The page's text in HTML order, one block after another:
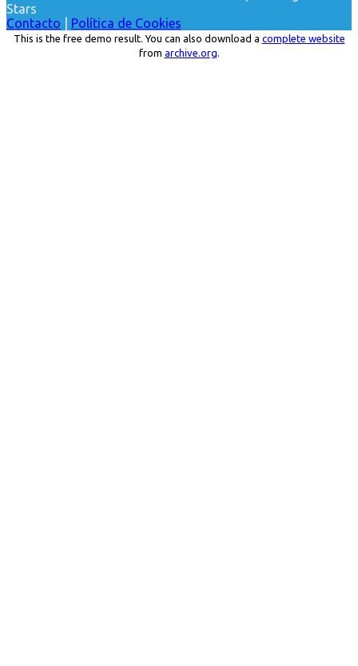
Stars
Contacto
Política de Cookies
This is the free demo result. You can also download a complete website
from archive.org.